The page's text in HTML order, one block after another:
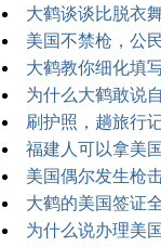
大鹤谈谈比脱衣
美国不禁枪，公
大鹤教你细化填
为什么大鹤敢说
刷护照，趟旅行
福建人可以拿美
美国偶尔发生枪
大鹤的美国签证
为什么说办理美